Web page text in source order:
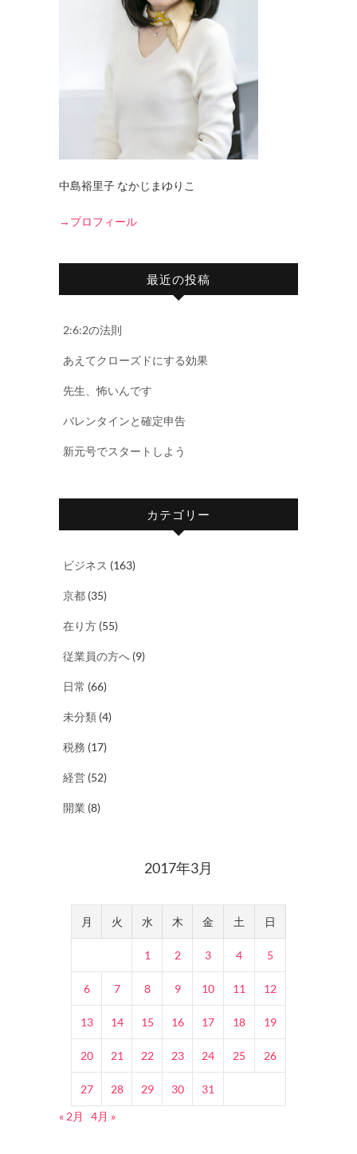
中島裕里子 なかじまゆりこ
→プロフィール
最近の投稿
2:6:2の法則
あえてクローズドにする効果
先生、怖いんです
バレンタインと確定申告
新元号でスタートしよう
カテゴリー
ビジネス (163)
京都 (35)
在り方 (55)
従業員の方へ (9)
日常 (66)
未分類 (4)
税務 (17)
経営 (52)
開業 (8)
2017年3月
月 火 水 木 金 土 日
1 2 3 4 5
6 7 8 9 10 11 12
13 14 15 16 17 18 19
20 21 22 23 24 25 26
27 28 29 30
31
« 2月
4月 »